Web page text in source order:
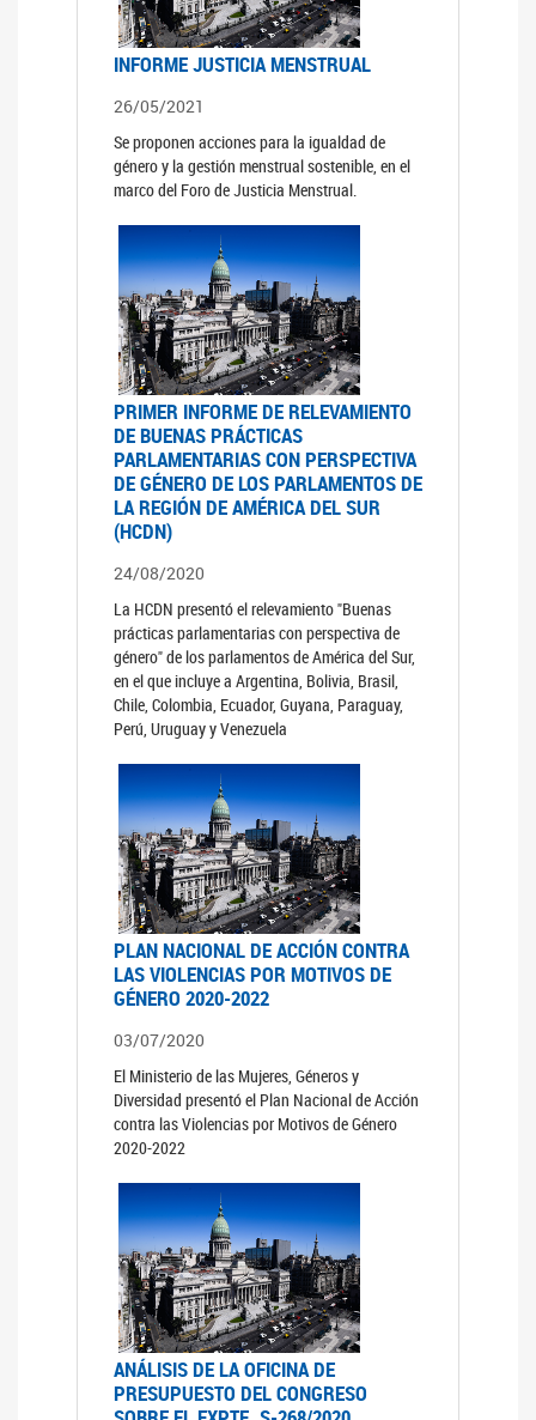
INFORME JUSTICIA MENSTRUAL
26/05/2021
Se proponen acciones para la igualdad de
género y la gestión menstrual sostenible, en el
marco del Foro de Justicia Menstrual.
PRIMER INFORME DE RELEVAMIENTO
DE BUENAS PRÁCTICAS
PARLAMENTARIAS CON PERSPECTIVA
DE GÉNERO DE LOS PARLAMENTOS DE
LA REGIÓN DE AMÉRICA DEL SUR
(HCDN)
24/08/2020
La HCDN presentó el relevamiento "Buenas
prácticas parlamentarias con perspectiva de
género" de los parlamentos de América del Sur,
en el que incluye a Argentina, Bolivia, Brasil,
Chile, Colombia, Ecuador, Guyana, Paraguay,
Perú, Uruguay y Venezuela
PLAN NACIONAL DE ACCIÓN CONTRA
LAS VIOLENCIAS POR MOTIVOS DE
GÉNERO 2020-2022
03/07/2020
El Ministerio de las Mujeres, Géneros y
Diversidad presentó el Plan Nacional de Acción
contra las Violencias por Motivos de Género
2020-2022
ANÁLISIS DE LA OFICINA DE
PRESUPUESTO DEL CONGRESO